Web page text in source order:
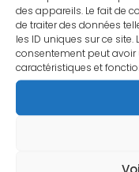
des appareils. Le fait de
de traiter des données
les ID uniques sur ce
consentement peut avoir
caractéristiques et
industriels ;
une troisième
main dans la
nombreux
la main ;
un format